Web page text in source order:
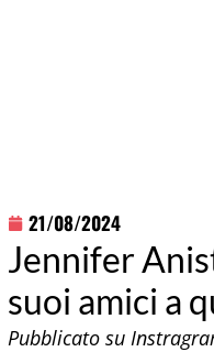
21/08/2024
Jennifer
suoi amici a
Pubblicato su